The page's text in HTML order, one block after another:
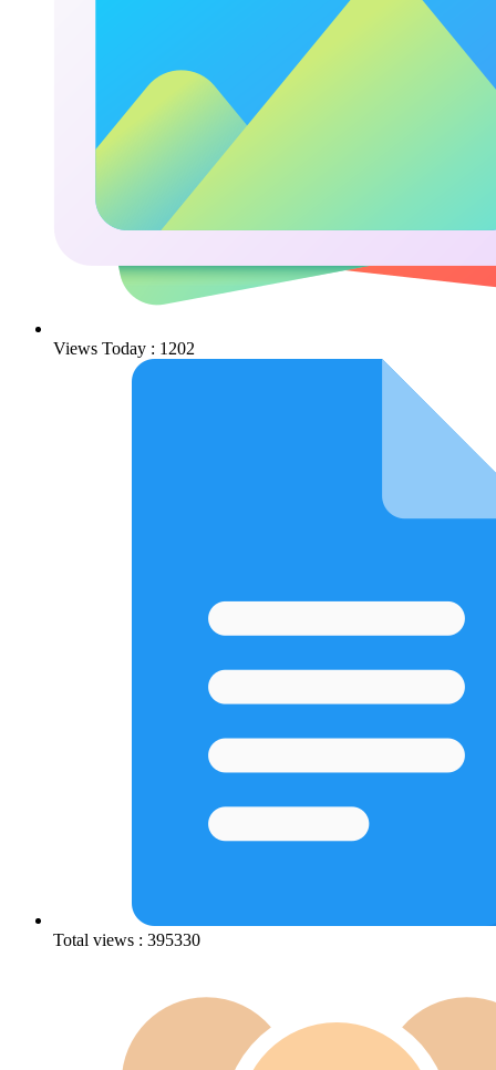
Views Today : 1202
Total views : 395330